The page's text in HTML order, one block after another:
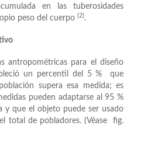
en las tuberosidades
peso del cuerpo (2).
antropométricas para el diseño
un percentil del 5 % que
supera esa medida; es
pueden adaptarse al 95 %
y que el objeto puede ser usado
total de pobladores. (Véase fig.